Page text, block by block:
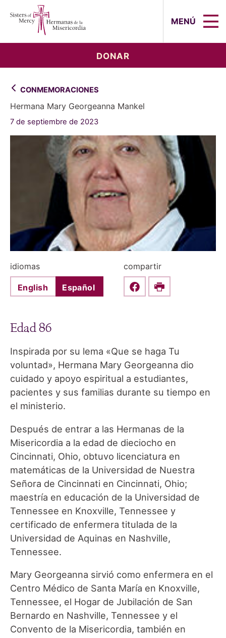
MENÚ
DONAR
CONMEMORACIONES
Hermana Mary Georgeanna Mankel
7 de septiembre de 2023
idiomas
English Español
compartir
Share this on Facebook
Print
Edad 86
Inspirada por su lema «Que se haga Tu
voluntad», Hermana Mary Georgeanna dio
cuidado y apoyo espiritual a estudiantes,
pacientes y sus familias durante su tiempo en
el ministerio.
Después de entrar a las Hermanas de la
Misericordia a la edad de dieciocho en
Cincinnati, Ohio, obtuvo licenciatura en
matemáticas de la Universidad de Nuestra
Señora de Cincinnati en Cincinnati, Ohio;
maestría en educación de la Universidad de
Tennessee en Knoxville, Tennessee y
certificado de enfermera titulada de la
Universidad de Aquinas en Nashville,
Tennessee.
Mary Georgeanna sirvió como enfermera en el
Centro Médico de Santa María en Knoxville,
Tennessee, el Hogar de Jubilación de San
Bernardo en Nashville, Tennessee y el
Convento de la Misericordia, también en